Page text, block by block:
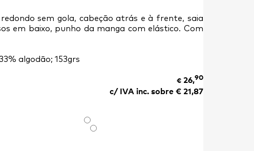
sem gola, cabeção atrás e à frente, saia
em baixo, punho da manga com elástico. Com
algodão; 153grs
€26,90
c/ IVA inc. sobre €21,87